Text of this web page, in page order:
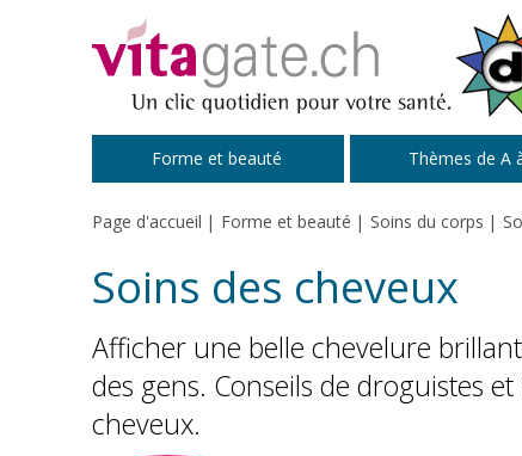
Forme et beauté Thèmes de A
Page d'accueil Forme et beauté Soins du corps
Soins des cheveux
Afficher une belle chevelure
des gens. Conseils de droguistes
cheveux.